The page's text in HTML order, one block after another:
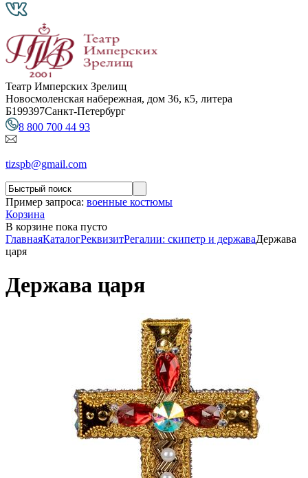
Театр Имперских Зрелищ
Новосмоленская набережная, дом 36, к5, литера
Б199397Санкт-Петербург
8 800 700 44 93
tizspb@gmail.com
Пример запроса: военные костюмы
Корзина
В корзине пока пусто
ГлавнаяКаталогРеквизитРегалии: скипетр и державаДержава
царя
Держава царя